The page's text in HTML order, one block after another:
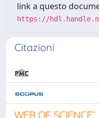
link a questo
https://
Citazioni